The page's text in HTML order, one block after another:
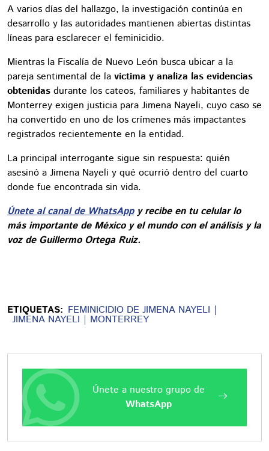
A varios días del hallazgo, la investigación continúa en
desarrollo y las autoridades mantienen abiertas distintas
líneas para esclarecer el feminicidio.
Mientras la Fiscalía de Nuevo León busca ubicar a la
pareja sentimental de la víctima y analiza las evidencias
obtenidas durante los cateos, familiares y habitantes de
Monterrey exigen justicia para Jimena Nayeli, cuyo caso se
ha convertido en uno de los crímenes más impactantes
registrados recientemente en la entidad.
La principal interrogante sigue sin respuesta: quién
asesinó a Jimena Nayeli y qué ocurrió dentro del cuarto
donde fue encontrada sin vida.
Únete al canal de WhatsAppy recibe en tu celular lo
más importante de México y el mundo con el análisis y la
voz de Guillermo Ortega Ruiz.
ETIQUETAS: FEMINICIDIO DE JIMENA NAYELI
JIMENA NAYELI MONTERREY
Únete a nuestro grupo de
WhatsApp